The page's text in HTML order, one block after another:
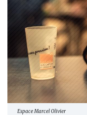
Espace Marcel Olivier